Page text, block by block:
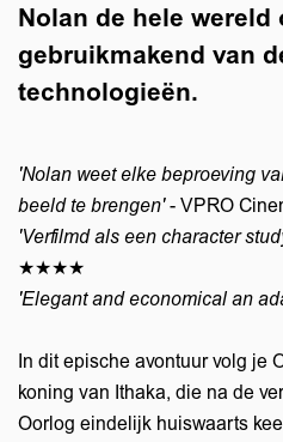
Nolan de hele wereld
gebruikmakend van
technologieën.
'Nolan weet elke beproeving
beeld te brengen'- VPRO
'Verfilmd als een character
★★★★
'Elegant and economical an
In dit epische avontuur volg je
koning van Ithaka, die na de
Oorlog eindelijk huiswaarts